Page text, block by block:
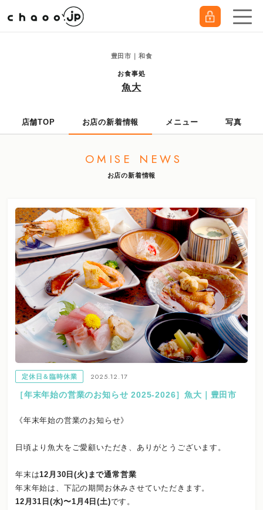
豊田市｜和食
お食事処
魚大
店舗TOP お店の新着情報 メニュー 写真
OMISE NEWS
お店の新着情報
定休日＆臨時休業
2025.12.17
［年末年始の営業のお知らせ 2025-2026］魚大｜豊田市
《年末年始の営業のお知らせ》
日頃より魚大をご愛顧いただき、ありがとうございます。
年末は12月30日(火)まで通常営業
年末年始は、下記の期間お休みさせていただきます。
12月31日(水)〜1月4日(土)です。